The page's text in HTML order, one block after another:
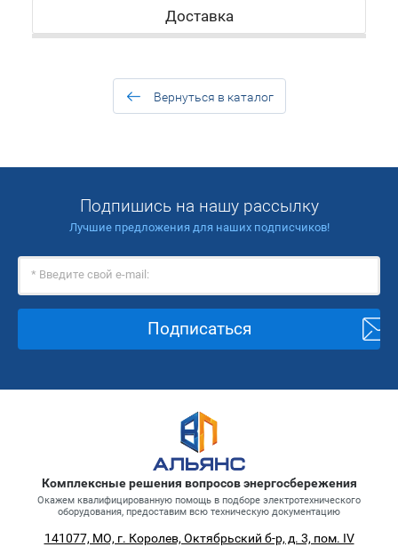
Доставка
Вернуться в каталог
Подпишись на нашу рассылку
Лучшие предложения для наших подписчиков!
Подписаться
Комплексные решения вопросов энергосбережения
Окажем квалифицированную помощь в подборе электротехнического
оборудования, предоставим всю техническую документацию
141077, МО, г. Королев, Октябрьский б-р, д. 3, пом. IV